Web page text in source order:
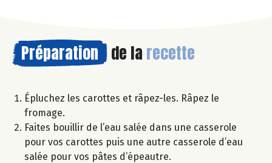
Préparation de la recette
Épluchez les carottes et râpez-les. Râpez le
fromage.
Faites bouillir de l’eau salée dans une casserole
pour vos carottes puis une autre casserole d’eau
salée pour vos pâtes d’épeautre.